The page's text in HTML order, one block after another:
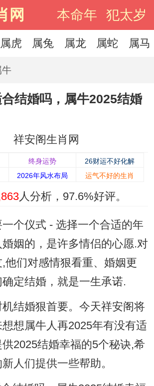
网 本命年 犯太岁
属虎 属兔 属龙 属蛇 属马
牛
结婚吗，属牛2025结婚
祥安阁生肖网
终身运势
26财运不好化解
2026年风水布局 运气不好的生肖
人分析， 97.6%好评。
个仪式 - 选择一个合适的年
姻的，是许多情侣的心愿.对
他们对感情狠看重、婚姻更
定结婚，就是一生承诺.
结婚狠首要。今天祥安阁将
想属牛人再2025年有没有适
2025结婚幸福的5个秘诀,希
人们提供一些帮助。